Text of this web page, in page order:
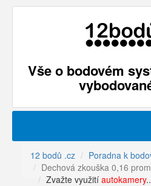
Vše o bodovém
12 bodů .cz
Poradna k
Dechová zkouška 0,16
Zvažte využití autokamery